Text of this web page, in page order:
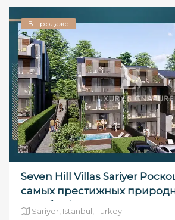
В продаже
Seven Hill Villas Sariyer
самых престижных
Стамбул�
Sariyer, Istanbul, Turkey